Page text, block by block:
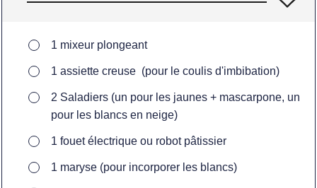
▢
1 mixeur plongeant
▢
1 assiette creuse (pour le coulis d'imbibation)
▢
2 Saladiers (un pour les jaunes + mascarpone, un
pour les blancs en neige)
▢
1 fouet électrique ou robot pâtissier
▢
1 maryse (pour incorporer les blancs)